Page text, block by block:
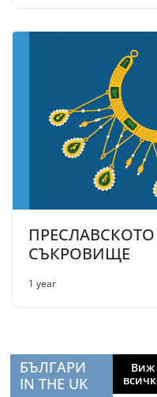
СЪКРОВИЩЕ
1 year
БЪЛГАРИ
IN THE UK
Виж